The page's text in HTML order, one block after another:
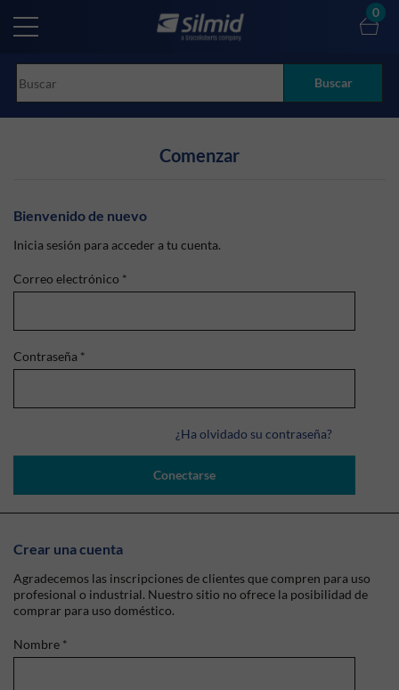
main
Buscar
0
Comenzar
Bienvenido de nuevo
Inicia sesión para acceder a tu cuenta.
Correo electrónico *
Contraseña *
¿Ha olvidado su contraseña?
Conectarse
Crear una cuenta
Agradecemos las inscripciones de clientes que compren para uso
profesional o industrial. Nuestro sitio no ofrece la posibilidad de
comprar para uso doméstico.
Nombre *